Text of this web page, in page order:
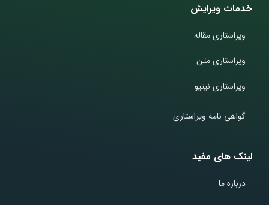
خدمات ویرایش
ویراستاری مقاله
ویراستاری متن
ویراستاری نیتیو
گواهی نامه ویراستاری
لینک های مفید
درباره ما